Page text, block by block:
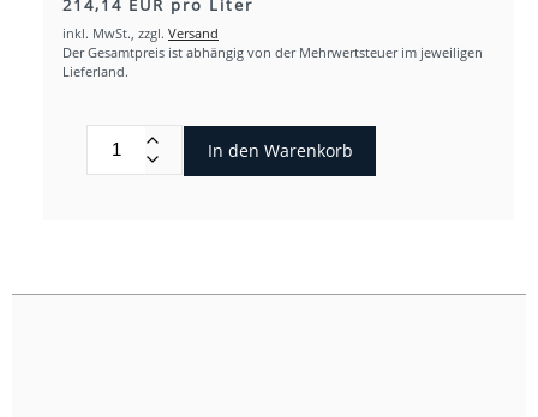
214,14 EUR pro Liter
inkl. MwSt., zzgl. Versand
Der Gesamtpreis ist abhängig von der Mehrwertsteuer im jeweiligen
Lieferland.
In den Warenkorb